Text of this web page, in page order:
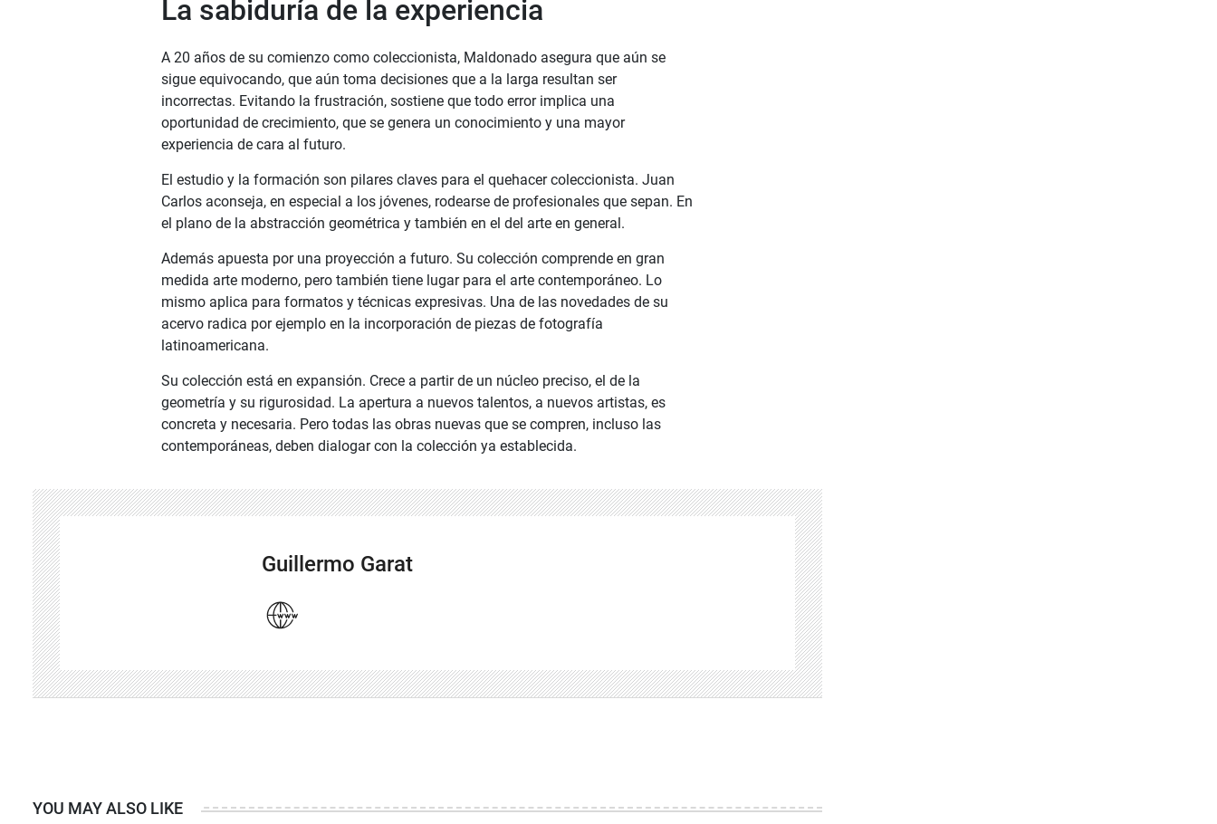
La sabiduría de la experiencia
A 20 años de su comienzo como coleccionista, Maldonado asegura que aún se
sigue equivocando, que aún toma decisiones que a la larga resultan ser
incorrectas. Evitando la frustración, sostiene que todo error implica una
oportunidad de crecimiento, que se genera un conocimiento y una mayor
experiencia de cara al futuro.
El estudio y la formación son pilares claves para el quehacer coleccionista. Juan
Carlos aconseja, en especial a los jóvenes, rodearse de profesionales que sepan. En
el plano de la abstracción geométrica y también en el del arte en general.
Además apuesta por una proyección a futuro. Su colección comprende en gran
medida arte moderno, pero también tiene lugar para el arte contemporáneo. Lo
mismo aplica para formatos y técnicas expresivas. Una de las novedades de su
acervo radica por ejemplo en la incorporación de piezas de fotografía
latinoamericana.
Su colección está en expansión. Crece a partir de un núcleo preciso, el de la
geometría y su rigurosidad. La apertura a nuevos talentos, a nuevos artistas, es
concreta y necesaria. Pero todas las obras nuevas que se compren, incluso las
contemporáneas, deben dialogar con la colección ya establecida.
Guillermo Garat
YOU MAY ALSO LIKE